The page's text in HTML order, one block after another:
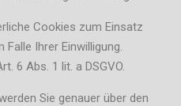
Cookies zum Einsatz
Ihrer Einwilligung.
6 Abs. 1 lit. a DSGVO.
Sie genauer über den